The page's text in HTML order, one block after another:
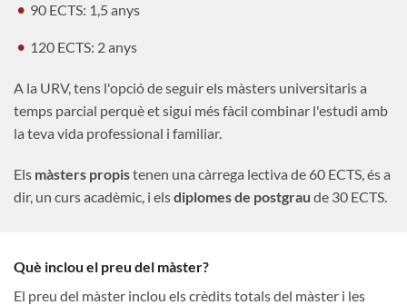
90 ECTS: 1,5 anys
120 ECTS: 2 anys
A la URV, tens l'opció de seguir els màsters universitaris a
temps parcial perquè et sigui més fàcil combinar l'estudi amb
la teva vida professional i familiar.
Els màsters propistenen una càrrega lectiva de 60 ECTS, és a
dir, un curs acadèmic, i elsdiplomes de postgrau de 30 ECTS.
Què inclou el preu del màster?
El preu del màster inclou els crèdits totals del màster i les